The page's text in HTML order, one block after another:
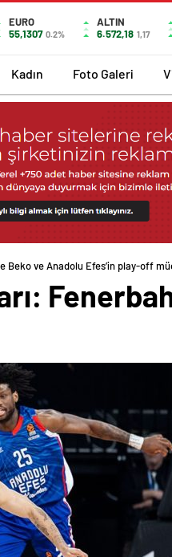
EURO
55,1307 0.2%
ALTIN
6.572,18 1,17
Kadın Foto Galeri
Beko ve Anadolu Efes’in play-off